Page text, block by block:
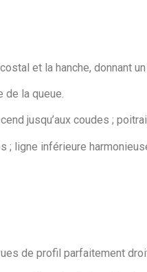
et la hanche, donnant
de la queue.
jusqu’aux coudes ;
; ligne inférieure
de profil parfaitement